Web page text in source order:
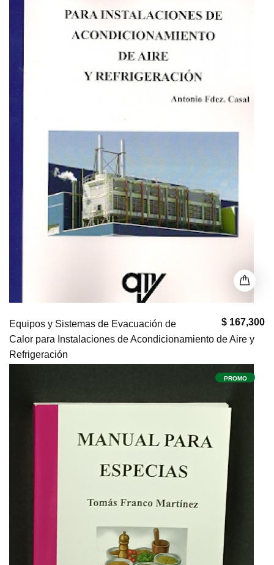
$ 167,300
Equipos y Sistemas de Evacuación de
Calor para Instalaciones de Acondicionamiento de Aire y
Refrigeración
PROMO